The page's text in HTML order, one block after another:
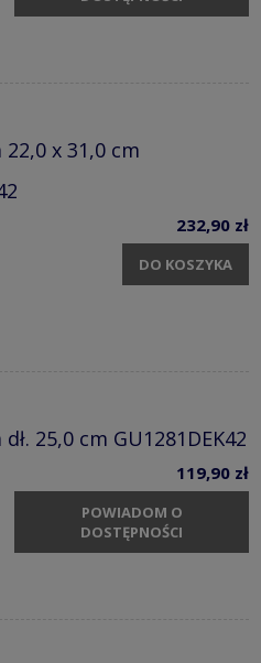
x 31,0 cm
232,90 zł
DO KOSZYKA
25,0 cm GU1281DEK42
119,90 zł
POWIADOM O
DOSTĘPNOŚCI